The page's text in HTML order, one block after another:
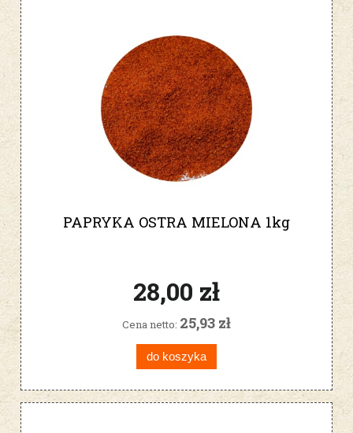
PAPRYKA OSTRA MIELONA 1kg
28,00 zł
Cena netto: 25,93 zł
do koszyka